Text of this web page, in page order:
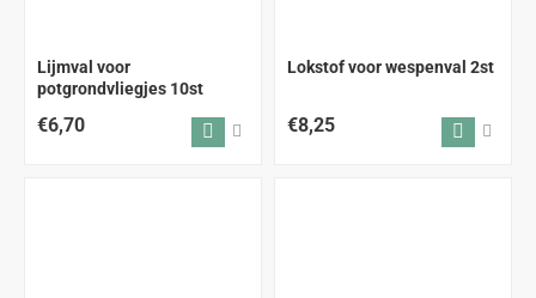
Lijmval voor
potgrondvliegjes 10st
€6,70
Lokstof voor wespenval 2st
€8,25